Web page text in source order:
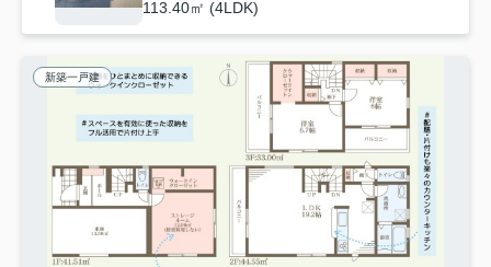
113.40㎡ (4LDK)
新築一戸建